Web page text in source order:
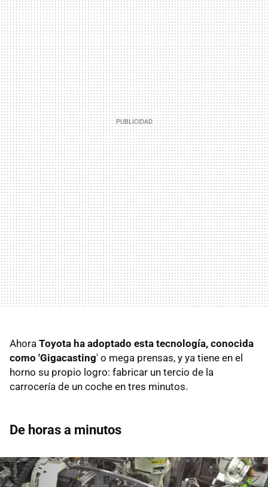
Ahora Toyota ha adoptado esta tecnología, conocida
como 'Gigacasting' o mega prensas, y ya tiene en el
horno su propio logro: fabricar un tercio de la
carrocería de un coche en tres minutos.
De horas a minutos